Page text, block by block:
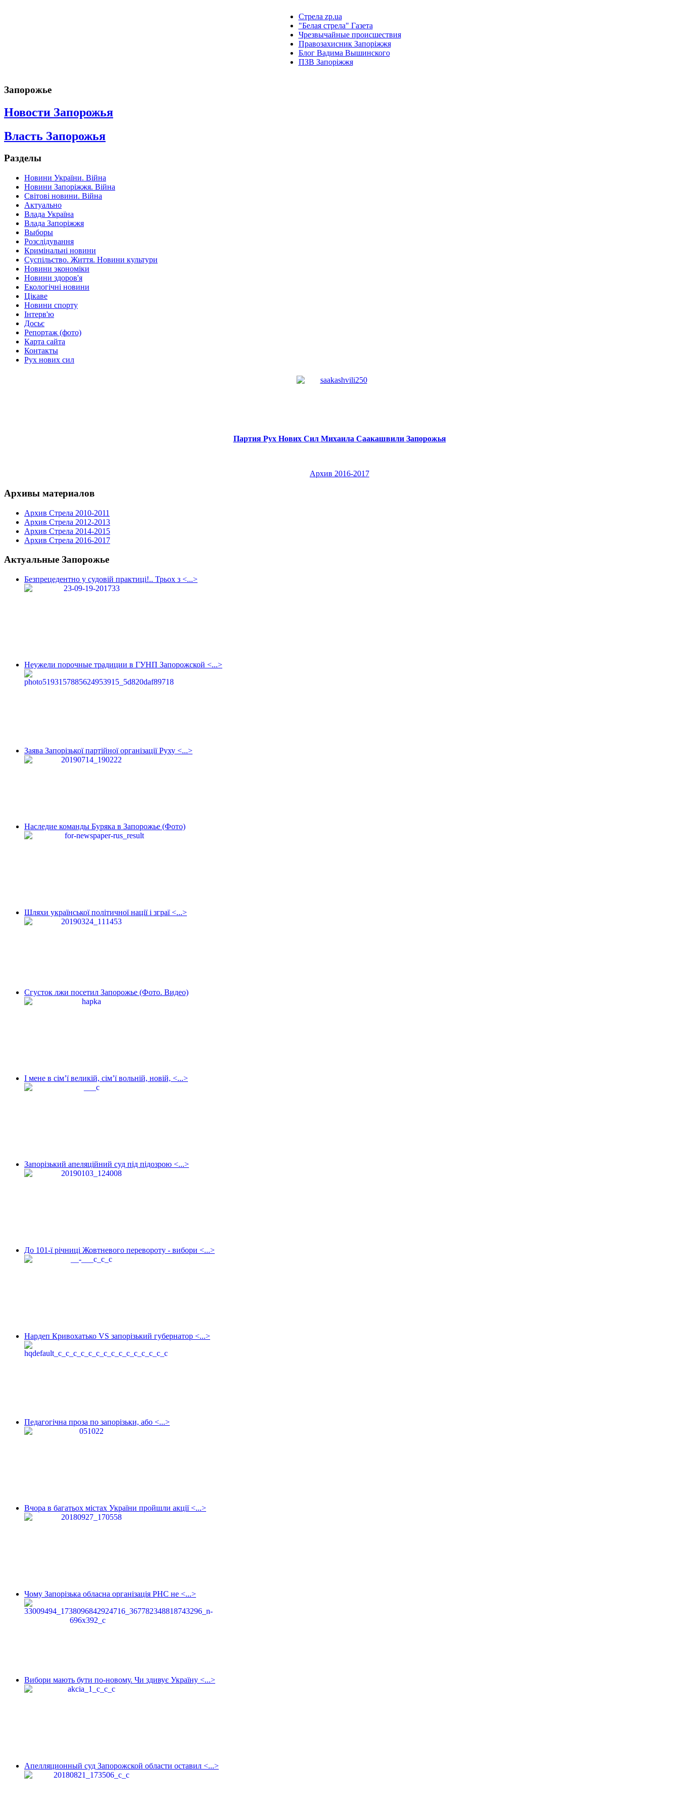
Стрела zp.ua
"Белая стрела" Газета
Чрезвычайные происшествия
Правозахисник Запоріжжя
Блог Вадима Вышинского
ПЗВ Запоріжжя
Запорожье
Новости Запорожья
Власть Запорожья
Разделы
Новини України. Війна
Новини Запоріжжя. Війна
Світові новини. Війна
Актуально
Влада Україна
Влада Запоріжжя
Выборы
Розслідування
Кримінальні новини
Суспільство. Життя. Новини культури
Новини экономіки
Новини здоров'я
Екологічні новини
Цікаве
Новини спорту
Інтерв'ю
Досьє
Репортаж (фото)
Карта сайта
Контакты
Рух нових сил
Партия Рух Нових Сил Михаила Саакашвили Запорожья
Архив 2016-2017
Архивы материалов
Архив Стрела 2010-2011
Архив Стрела 2012-2013
Архив Стрела 2014-2015
Архив Стрела 2016-2017
Актуальные Запорожье
Безпрецедентно у судовій практиці!.. Трьох з <...>
Неужели порочные традиции в ГУНП Запорожской <...>
Заява Запорізької партійної організації Руху <...>
Наследие команды Буряка в Запорожье (Фото)
Шляхи української політичної нації і зграї <...>
Сгусток лжи посетил Запорожье (Фото. Видео)
І мене в сім’ї великій, сім’ї вольній, новій, <...>
Запорізький апеляційний суд під підозрою <...>
До 101-ї річниці Жовтневого перевороту - вибори <...>
Нардеп Кривохатько VS запорізький губернатор <...>
Педагогічна проза по запорізьки, або <...>
Вчора в багатьох містах України пройшли акції <...>
Чому Запорізька обласна організація РНС не <...>
Вибори мають бути по-новому. Чи здивує Україну <...>
Апелляционный суд Запорожской области оставил <...>